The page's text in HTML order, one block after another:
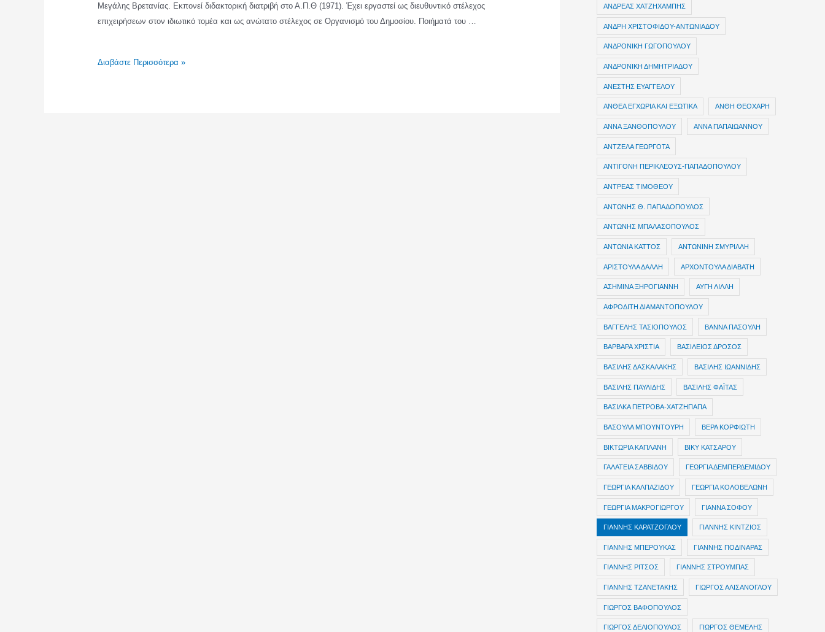
Μεγάλης Βρετανίας. Εκπονεί διδακτορική διατριβή στο Α.Π.Θ (1971). Έχει εργαστεί ως διευθυντικό στέλεχος
επιχειρήσεων στον ιδιωτικό τομέα και ως ανώτατο στέλεχος σε Οργανισμό του Δημοσίου. Ποιήματά του …
ΓΙΑΝΝΗΣ
Διαβάστε Περισσότερα »
ΑΝΔΡΕΑΣ ΧΑΤΖΗΧΑΜΠΗΣ
ΑΝΔΡΗ ΧΡΙΣΤΟΦΙΔΟΥ-ΑΝΤΩΝΙΑΔΟΥ
ΑΝΔΡΟΝΙΚΗ ΓΩΓΟΠΟΥΛΟΥ
ΑΝΔΡΟΝΙΚΗ ΔΗΜΗΤΡΙΑΔΟΥ
ΑΝΕΣΤΗΣ ΕΥΑΓΓΕΛΟΥ
ΑΝΘΕΑ ΕΓΧΩΡΙΑ ΚΑΙ ΕΞΩΤΙΚΑ ΑΝΘΗ ΘΕΟΧΑΡΗ
ΑΝΝΑ ΞΑΝΘΟΠΟΥΛΟΥ ΑΝΝΑ ΠΑΠΑΙΩΑΝΝΟΥ
ΑΝΤΖΕΛΑ ΓΕΩΡΓΟΤΑ
ΑΝΤΙΓΟΝΗ ΠΕΡΙΚΛΕΟΥΣ-ΠΑΠΑΔΟΠΟΥΛΟΥ
ΑΝΤΡΕΑΣ ΤΙΜΟΘΕΟΥ
ΑΝΤΩΝΗΣ Θ. ΠΑΠΑΔΟΠΟΥΛΟΣ
ΑΝΤΩΝΗΣ ΜΠΑΛΑΣΟΠΟΥΛΟΣ
ΑΝΤΩΝΙΑ ΚΑΤΤΟΣ ΑΝΤΩΝΙΝΗ ΣΜΥΡΙΛΛΗ
ΑΡΙΣΤΟΥΛΑ ΔΑΛΛΗ ΑΡΧΟΝΤΟΥΛΑ ΔΙΑΒΑΤΗ
ΑΣΗΜΙΝΑ ΞΗΡΟΓΙΑΝΝΗ ΑΥΓΗ ΛΙΛΛΗ
ΑΦΡΟΔΙΤΗ ΔΙΑΜΑΝΤΟΠΟΥΛΟΥ
ΒΑΓΓΕΛΗΣ ΤΑΣΙΟΠΟΥΛΟΣ ΒΑΝΝΑ ΠΑΣΟΥΛΗ
ΒΑΡΒΑΡΑ ΧΡΙΣΤΙΑ ΒΑΣΙΛΕΙΟΣ ΔΡΟΣΟΣ
ΒΑΣΙΛΗΣ ΔΑΣΚΑΛΑΚΗΣ ΒΑΣΙΛΗΣ ΙΩΑΝΝΙΔΗΣ
ΒΑΣΙΛΗΣ ΠΑΥΛΙΔΗΣ ΒΑΣΙΛΗΣ ΦΑΪΤΑΣ
ΒΑΣΙΛΚΑ ΠΕΤΡΟΒΑ-ΧΑΤΖΗΠΑΠΑ
ΒΑΣΟΥΛΑ ΜΠΟΥΝΤΟΥΡΗ ΒΕΡΑ ΚΟΡΦΙΩΤΗ
ΒΙΚΤΩΡΙΑ ΚΑΠΛΑΝΗ ΒΙΚΥ ΚΑΤΣΑΡΟΥ
ΓΑΛΑΤΕΙΑ ΣΑΒΒΙΔΟΥ ΓΕΩΡΓΙΑ ΔΕΜΠΕΡΔΕΜΙΔΟΥ
ΓΕΩΡΓΙΑ ΚΑΛΠΑΖΙΔΟΥ ΓΕΩΡΓΙΑ ΚΟΛΟΒΕΛΩΝΗ
ΓΕΩΡΓΙΑ ΜΑΚΡΟΓΙΩΡΓΟΥ ΓΙΑΝΝΑ ΣΟΦΟΥ
ΓΙΑΝΝΗΣ ΚΑΡΑΤΖΟΓΛΟΥ ΓΙΑΝΝΗΣ ΚΙΝΤΖΙΟΣ
ΓΙΑΝΝΗΣ ΜΠΕΡΟΥΚΑΣ ΓΙΑΝΝΗΣ ΠΟΔΙΝΑΡΑΣ
ΓΙΑΝΝΗΣ ΡΙΤΣΟΣ ΓΙΑΝΝΗΣ ΣΤΡΟΥΜΠΑΣ
ΓΙΑΝΝΗΣ ΤΖΑΝΕΤΑΚΗΣ ΓΙΩΡΓΟΣ ΑΛΙΣΑΝΟΓΛΟΥ
ΓΙΩΡΓΟΣ ΒΑΦΟΠΟΥΛΟΣ
ΓΙΩΡΓΟΣ ΔΕΛΙΟΠΟΥΛΟΣ ΓΙΩΡΓΟΣ ΘΕΜΕΛΗΣ